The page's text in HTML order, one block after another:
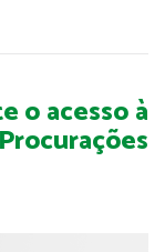
o acesso à